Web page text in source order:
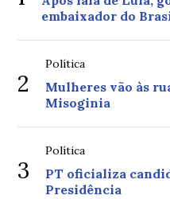
embaixador do
2
Política
Mulheres vão às
Misoginia
3
Política
PT oficializa
Presidência